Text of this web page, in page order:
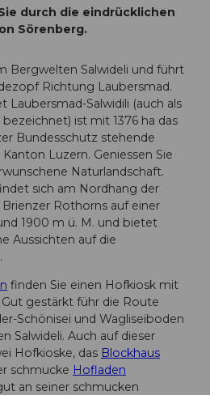
durch die eindrücklichen
Sörenberg.
Bergwelten Salwideli und führt
Richtung Laubersmad.
Laubersmad-Salwidili (auch als
ist mit 1376 ha das
Bundesschutz stehende
Luzern. Geniessen Sie
Naturlandschaft.
sich am Nordhang der
Rothorns auf einer
1900 m ü. M. und bietet
Aussichten auf die
finden Sie einen Hofkiosk mit
gestärkt führ die Route
Schönisei und Wagliseiboden
Salwideli. Auch auf dieser
Hofkioske, das Blockhaus
schmucke Hofladen
an seiner schmucken